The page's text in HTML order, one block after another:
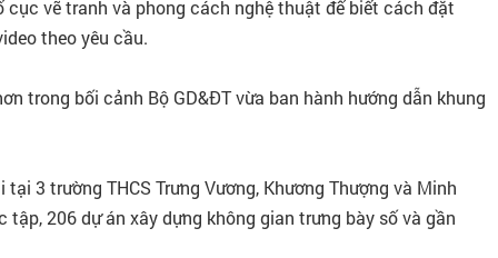
vẽ tranh và phong cách nghệ thuật để biết cách đặt
theo yêu cầu.
trong bối cảnh Bộ GD&ĐT vừa ban hành hướng dẫn khung
3 trường THCS Trưng Vương, Khương Thượng và Minh
206 dự án xây dựng không gian trưng bày số và gần